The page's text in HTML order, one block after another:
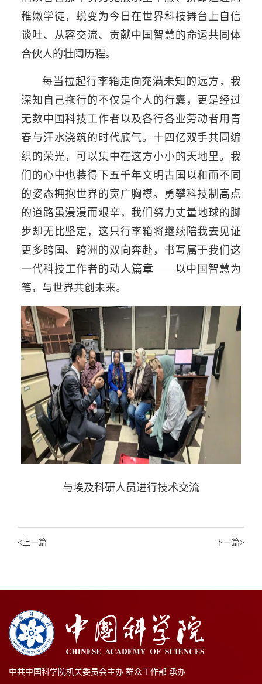
稚嫩学徒，蜕变为今日在世界科技舞台上自信
谈吐、从容交流、贡献中国智慧的命运共同体
合伙人的壮阔历程。
每当拉起行李箱走向充满未知的远方，我
深知自己拖行的不仅是个人的行囊，更是经过
无数中国科技工作者以及各行各业劳动者用青
春与汗水浇筑的时代底气。十四亿双手共同编
织的荣光，可以集中在这方小小的天地里。我
们的心中也装得下五千年文明古国以和而不同
的姿态拥抱世界的宽广胸襟。勇攀科技制高点
的道路虽漫漫而艰辛，我们努力丈量地球的脚
步却无比坚定，这只行李箱将继续陪我去见证
更多跨国、跨洲的双向奔赴，书写属于我们这
一代科技工作者的动人篇章——以中国智慧为
笔，与世界共创未来。
与埃及科研人员进行技术交流
< 上一篇 下一篇>
中共中国科学院机关委员会主办 群众工作部 承办